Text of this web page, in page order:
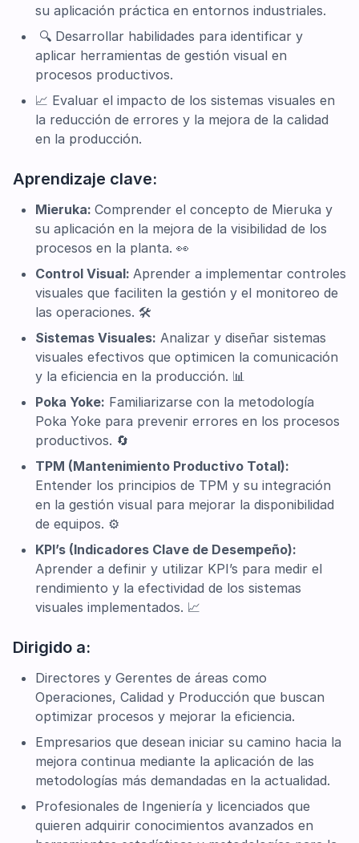
su aplicación práctica en entornos industriales.
🔍 Desarrollar habilidades para identificar y
aplicar herramientas de gestión visual en
procesos productivos.
📈 Evaluar el impacto de los sistemas visuales en
la reducción de errores y la mejora de la calidad
en la producción.
Aprendizaje clave:
Mieruka: Comprender el concepto de Mieruka y
su aplicación en la mejora de la visibilidad de los
procesos en la planta. 👀
Control Visual: Aprender a implementar controles
visuales que faciliten la gestión y el monitoreo de
las operaciones. 🛠️
Sistemas Visuales: Analizar y diseñar sistemas
visuales efectivos que optimicen la comunicación
y la eficiencia en la producción. 📊
Poka Yoke: Familiarizarse con la metodología
Poka Yoke para prevenir errores en los procesos
productivos. 🔄
TPM (Mantenimiento Productivo Total):
Entender los principios de TPM y su integración
en la gestión visual para mejorar la disponibilidad
de equipos. ⚙️
KPI’s (Indicadores Clave de Desempeño):
Aprender a definir y utilizar KPI’s para medir el
rendimiento y la efectividad de los sistemas
visuales implementados. 📈
Dirigido a:
Directores y Gerentes de áreas como
Operaciones, Calidad y Producción que buscan
optimizar procesos y mejorar la eficiencia.
Empresarios que desean iniciar su camino hacia la
mejora continua mediante la aplicación de las
metodologías más demandadas en la actualidad.
Profesionales de Ingeniería y licenciados que
quieren adquirir conocimientos avanzados en